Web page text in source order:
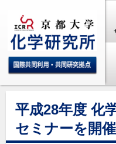
平成28年度 化
セミナーを開催